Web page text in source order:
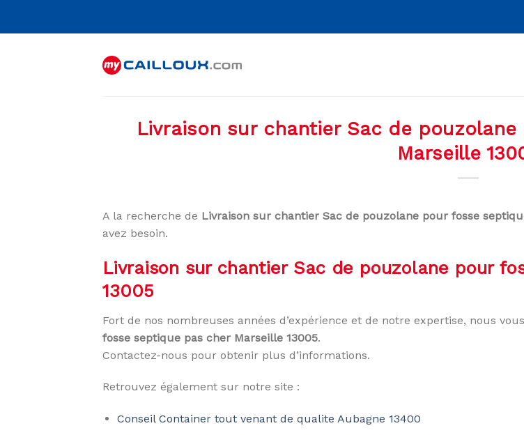
Livraison sur chantier Sac de
Marseille
A la recherche de Livraison sur chantier Sac de pouzolane pour fosse
avez besoin.
Livraison sur chantier Sac de pouzolane pour
13005
Fort de nos nombreuses années d’expérience et de notre expertise, nous
fosse septique pas cher Marseille 13005.
Contactez-nous pour obtenir plus d’informations.
Retrouvez également sur notre site :
Conseil Container tout venant de qualite Aubagne 13400